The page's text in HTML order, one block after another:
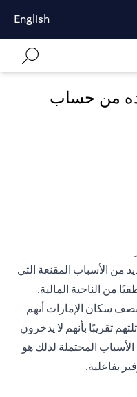
English
من حساب
من الأسباب المقنعة التي
من الناحية المالية.
سكان الإمارات أنهم
تقريبًا بأنهم لا يدخرون
المحتملة لذلك هو
بفاعلية.